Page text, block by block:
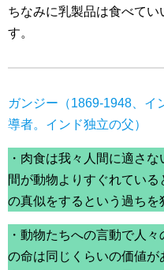
ちなみに乳製品は食べて
す。
ガンジー（1869-1948、イ
導者。インド独立の父）
・肉食は我々人間に適さ
間が動物よりすぐれてい
の真似をするという過ちを
・動物たちへの言動で人
の命は同じくらいの価値